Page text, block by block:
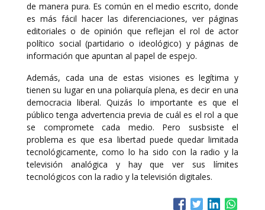
de manera pura. Es común en el medio escrito, donde
es más fácil hacer las diferenciaciones, ver páginas
editoriales o de opinión que reflejan el rol de actor
político social (partidario o ideológico) y páginas de
información que apuntan al papel de espejo.
Además, cada una de estas visiones es legítima y
tienen su lugar en una poliarquía plena, es decir en una
democracia liberal. Quizás lo importante es que el
público tenga advertencia previa de cuál es el rol a que
se compromete cada medio. Pero susbsiste el
problema es que esa libertad puede quedar limitada
tecnológicamente, como lo ha sido con la radio y la
televisión analógica y hay que ver sus límites
tecnológicos con la radio y la televisión digitales.